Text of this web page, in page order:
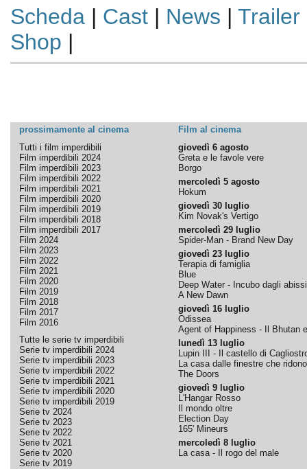
Scheda| Cast| News | Trailer
Shop |
prossimamente al cinema
Film al cinema
Tutti i film imperdibili
Film imperdibili 2024
Film imperdibili 2023
Film imperdibili 2022
Film imperdibili 2021
Film imperdibili 2020
Film imperdibili 2019
Film imperdibili 2018
Film imperdibili 2017
Film 2024
Film 2023
Film 2022
Film 2021
Film 2020
Film 2019
Film 2018
Film 2017
Film 2016
Tutte le serie tv imperdibili
Serie tv imperdibili 2024
Serie tv imperdibili 2023
Serie tv imperdibili 2022
Serie tv imperdibili 2021
Serie tv imperdibili 2020
Serie tv imperdibili 2019
Serie tv 2024
Serie tv 2023
Serie tv 2022
Serie tv 2021
Serie tv 2020
Serie tv 2019
giovedì 6 agosto
Greta e le favole vere
Borgo
mercoledì 5 agosto
Hokum
giovedì 30 luglio
Kim Novak's Vertigo
mercoledì 29 luglio
Spider-Man - Brand New Day
giovedì 23 luglio
Terapia di famiglia
Blue
Deep Water - Incubo dagli abissi
A New Dawn
giovedì 16 luglio
Odissea
Agent of Happiness - Il Bhutan
lunedì 13 luglio
Lupin III - Il castello di
La casa dalle finestre che ridono
The Doors
giovedì 9 luglio
L'Hangar Rosso
Il mondo oltre
Election Day
165' Mineurs
mercoledì 8 luglio
La casa - Il rogo del male